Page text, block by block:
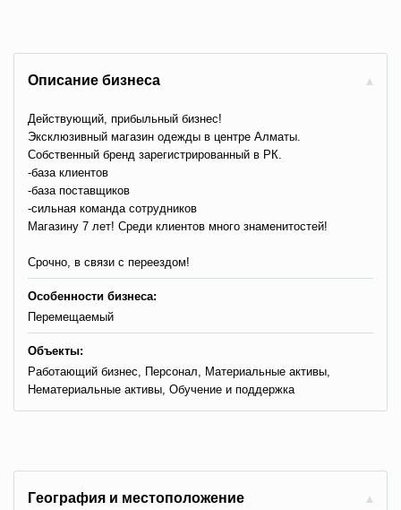
Описание бизнеса
Действующий, прибыльный бизнес!
Эксклюзивный магазин одежды в центре Алматы.
Собственный бренд зарегистрированный в РК.
-база клиентов
-база поставщиков
-сильная команда сотрудников
Магазину 7 лет! Среди клиентов много знаменитостей!
Срочно, в связи с переездом!
Особенности бизнеса:
Перемещаемый
Объекты:
Работающий бизнес, Персонал, Материальные активы,
Нематериальные активы, Обучение и поддержка
Гeoгpaфия и мecтoпoлoжeниe